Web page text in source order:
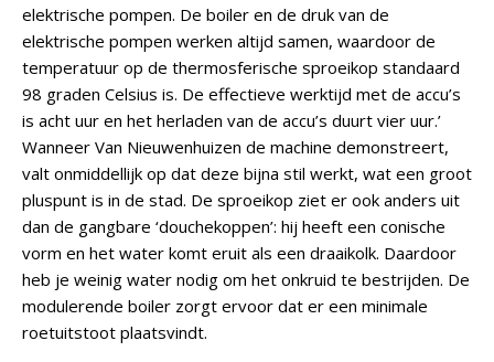
elektrische pompen. De boiler en de druk van de
elektrische pompen werken altijd samen, waardoor de
temperatuur op de thermosferische sproeikop standaard
98 graden Celsius is. De effectieve werktijd met de accu’s
is acht uur en het herladen van de accu’s duurt vier uur.’
Wanneer Van Nieuwenhuizen de machine demonstreert,
valt onmiddellijk op dat deze bijna stil werkt, wat een groot
pluspunt is in de stad. De sproeikop ziet er ook anders uit
dan de gangbare ‘douchekoppen’: hij heeft een conische
vorm en het water komt eruit als een draaikolk. Daardoor
heb je weinig water nodig om het onkruid te bestrijden. De
modulerende boiler zorgt ervoor dat er een minimale
roetuitstoot plaatsvindt.